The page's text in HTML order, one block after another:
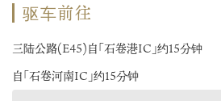
驱车前往
三陆公路(E45)自「石卷港IC」约15分钟
自「石卷河南IC」约15分钟